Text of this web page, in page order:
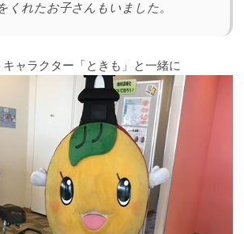
くれたお子さんもいました。
ャラクター「ときも」と一緒に